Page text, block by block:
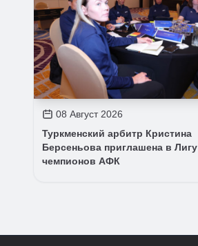
08 Август 2026
Туркменский арбитр Кристина
Берсеньова приглашена в Лигу
чемпионов АФК